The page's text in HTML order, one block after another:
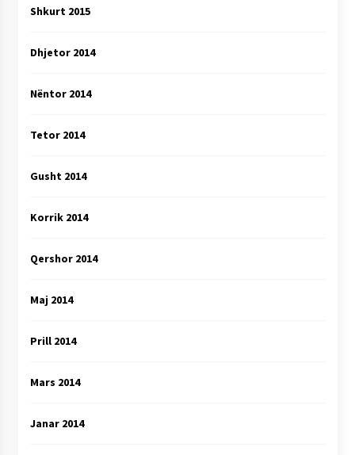
Shkurt 2015
Dhjetor 2014
Nëntor 2014
Tetor 2014
Gusht 2014
Korrik 2014
Qershor 2014
Maj 2014
Prill 2014
Mars 2014
Janar 2014